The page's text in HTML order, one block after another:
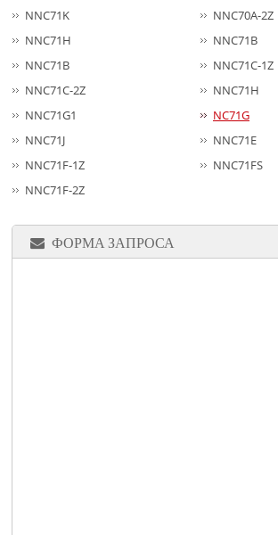
NNC71K
NNC70A-2Z
NNC71H
NNC71B
NNC71B
NNC71C-1Z
NNC71C-2Z
NNC71H
NNC71G1
NC71G
NNC71J
NNC71E
NNC71F-1Z
NNC71FS
NNC71F-2Z
ФОРМА ЗАПРОСА